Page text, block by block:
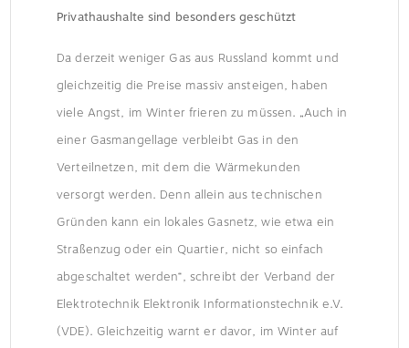
Privathaushalte sind besonders geschützt
Da derzeit weniger Gas aus Russland kommt und
gleichzeitig die Preise massiv ansteigen, haben
viele Angst, im Winter frieren zu müssen. „Auch in
einer Gasmangellage verbleibt Gas in den
Verteilnetzen, mit dem die Wärmekunden
versorgt werden. Denn allein aus technischen
Gründen kann ein lokales Gasnetz, wie etwa ein
Straßenzug oder ein Quartier, nicht so einfach
abgeschaltet werden“, schreibt der Verband der
Elektrotechnik Elektronik Informationstechnik e.V.
(VDE). Gleichzeitig warnt er davor, im Winter auf